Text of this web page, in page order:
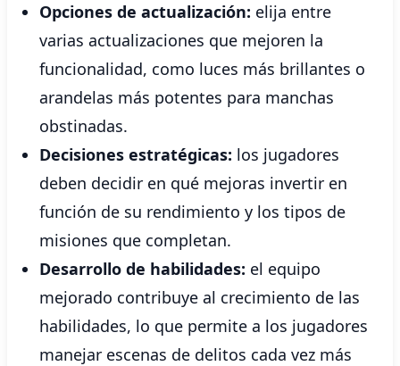
Opciones de actualización: elija entre
varias actualizaciones que mejoren la
funcionalidad, como luces más brillantes o
arandelas más potentes para manchas
obstinadas.
Decisiones estratégicas: los jugadores
deben decidir en qué mejoras invertir en
función de su rendimiento y los tipos de
misiones que completan.
Desarrollo de habilidades: el equipo
mejorado contribuye al crecimiento de las
habilidades, lo que permite a los jugadores
manejar escenas de delitos cada vez más